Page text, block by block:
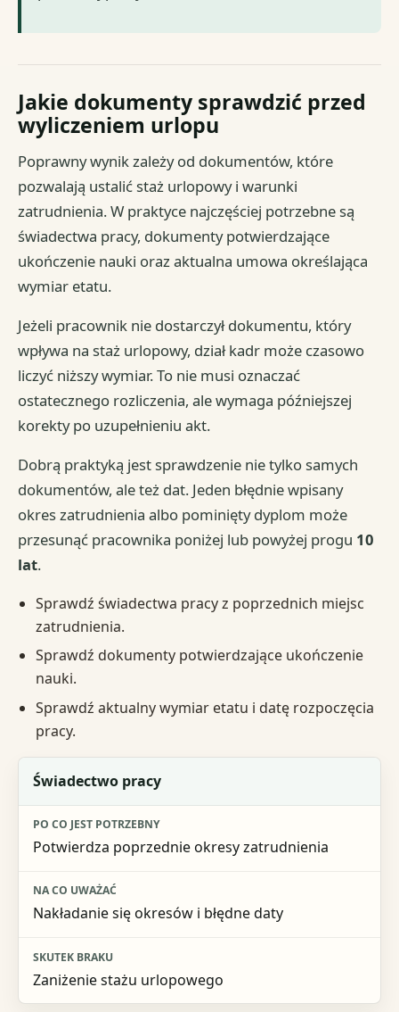
Jakie dokumenty sprawdzić przed
wyliczeniem urlopu
Poprawny wynik zależy od dokumentów, które
pozwalają ustalić staż urlopowy i warunki
zatrudnienia. W praktyce najczęściej potrzebne są
świadectwa pracy, dokumenty potwierdzające
ukończenie nauki oraz aktualna umowa określająca
wymiar etatu.
Jeżeli pracownik nie dostarczył dokumentu, który
wpływa na staż urlopowy, dział kadr może czasowo
liczyć niższy wymiar. To nie musi oznaczać
ostatecznego rozliczenia, ale wymaga późniejszej
korekty po uzupełnieniu akt.
Dobrą praktyką jest sprawdzenie nie tylko samych
dokumentów, ale też dat. Jeden błędnie wpisany
okres zatrudnienia albo pominięty dyplom może
przesunąć pracownika poniżej lub powyżej progu 10
lat.
Sprawdź świadectwa pracy z poprzednich miejsc
zatrudnienia.
Sprawdź dokumenty potwierdzające ukończenie
nauki.
Sprawdź aktualny wymiar etatu i datę rozpoczęcia
pracy.
Dokument
Po co jest potrzebny
Świadectwo pracy
Potwierdza poprzednie okresy zatrudnienia
Nakładanie się okresów i błędne daty
Zaniżenie stażu urlopowego